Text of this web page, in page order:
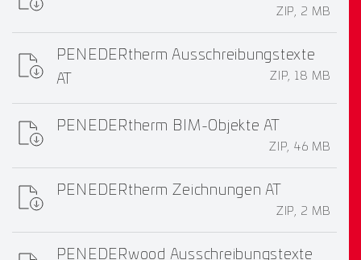
ZIP, 2 MB
PENEDERtherm Ausschreibungstexte
AT
ZIP, 18 MB
PENEDERtherm BIM-Objekte AT
ZIP, 46 MB
PENEDERtherm Zeichnungen AT
ZIP, 2 MB
PENEDERwood Ausschreibungstexte